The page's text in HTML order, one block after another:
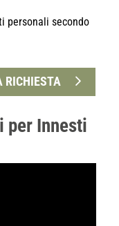
personali secondo
RICHIESTA
per Innesti